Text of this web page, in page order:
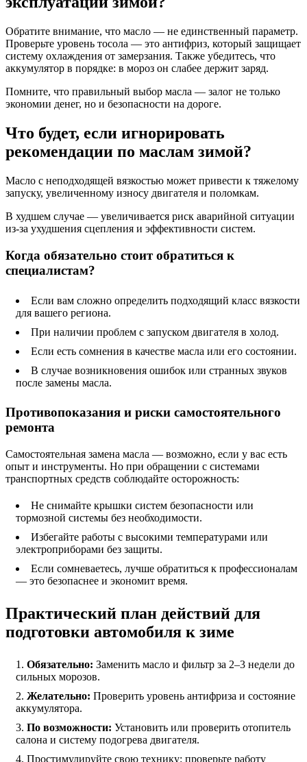
Обратите внимание, что масло — не единственный параметр.
Проверьте уровень тосола — это антифриз, который защищает
систему охлаждения от замерзания. Также убедитесь, что
аккумулятор в порядке: в мороз он слабее держит заряд.
Помните, что правильный выбор масла — залог не только
экономии денег, но и безопасности на дороге.
Что будет, если игнорировать
рекомендации по маслам зимой?
Масло с неподходящей вязкостью может привести к тяжелому
запуску, увеличенному износу двигателя и поломкам.
В худшем случае — увеличивается риск аварийной ситуации
из-за ухудшения сцепления и эффективности систем.
Когда обязательно стоит обратиться к
специалистам?
Если вам сложно определить подходящий класс вязкости
для вашего региона.
При наличии проблем с запуском двигателя в холод.
Если есть сомнения в качестве масла или его состоянии.
В случае возникновения ошибок или странных звуков
после замены масла.
Противопоказания и риски самостоятельного
ремонта
Самостоятельная замена масла — возможно, если у вас есть
опыт и инструменты. Но при обращении с системами
транспортных средств соблюдайте осторожность:
Не снимайте крышки систем безопасности или
тормозной системы без необходимости.
Избегайте работы с высокими температурами или
электроприборами без защиты.
Если сомневаетесь, лучше обратиться к профессионалам
— это безопаснее и экономит время.
Практический план действий для
подготовки автомобиля к зиме
Обязательно: Заменить масло и фильтр за 2–3 недели до
сильных морозов.
Желательно: Проверить уровень антифриза и состояние
аккумулятора.
По возможности: Установить или проверить отопитель
салона и систему подогрева двигателя.
Простимулируйте свою технику: проверьте работу